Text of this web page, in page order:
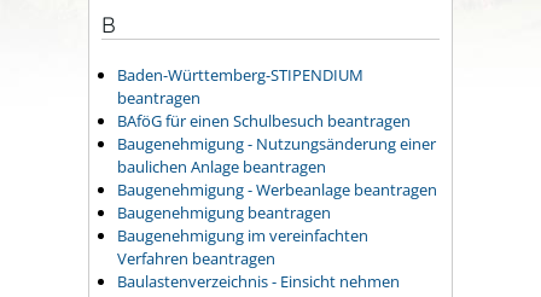
B
Baden-Württemberg-STIPENDIUM
beantragen
BAföG für einen Schulbesuch beantragen
Baugenehmigung - Nutzungsänderung einer
baulichen Anlage beantragen
Baugenehmigung - Werbeanlage beantragen
Baugenehmigung beantragen
Baugenehmigung im vereinfachten
Verfahren beantragen
Baulastenverzeichnis - Einsicht nehmen